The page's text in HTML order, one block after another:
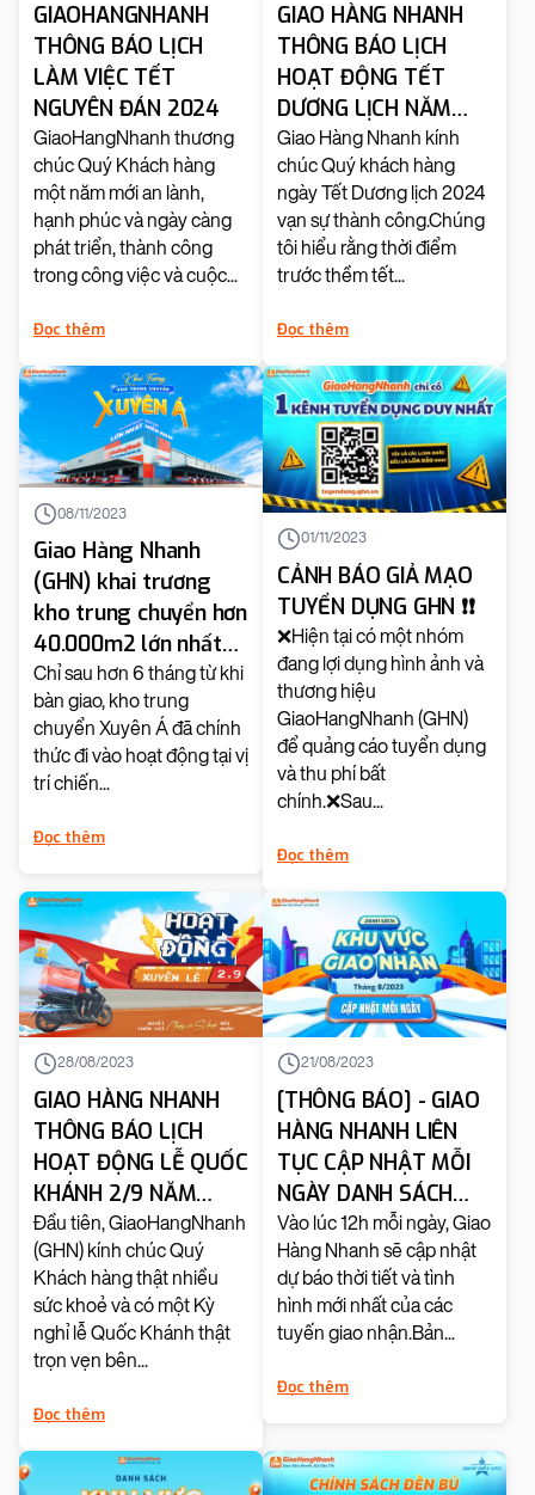
GIAOHANGNHANH
THÔNG BÁO LỊCH
LÀM VIỆC TẾT
NGUYÊN ĐÁN 2024
GiaoHangNhanh thương
chúc Quý Khách hàng
một năm mới an lành,
hạnh phúc và ngày càng
phát triển, thành công
trong công việc và cuộc...
Đọc thêm
GIAO HÀNG NHANH
THÔNG BÁO LỊCH
HOẠT ĐỘNG TẾT
DƯƠNG LỊCH NĂM
2024
Giao Hàng Nhanh kính
chúc Quý khách hàng
ngày Tết Dương lịch 2024
vạn sự thành công.Chúng
tôi hiểu rằng thời điểm
trước thềm tết...
Đọc thêm
08/11/2023
Giao Hàng Nhanh
(GHN) khai trương
kho trung chuyển hơn
40.000m2 lớn nhất
miền Nam
Chỉ sau hơn 6 tháng từ khi
bàn giao, kho trung
chuyển Xuyên Á đã chính
thức đi vào hoạt động tại vị
trí chiến...
Đọc thêm
01/11/2023
CẢNH BÁO GIẢ MẠO
TUYỂN DỤNG GHN ❗️❗️
❌Hiện tại có một nhóm
đang lợi dụng hình ảnh và
thương hiệu
GiaoHangNhanh (GHN)
để quảng cáo tuyển dụng
và thu phí bất
chính.❌Sau...
Đọc thêm
28/08/2023
GIAO HÀNG NHANH
THÔNG BÁO LỊCH
HOẠT ĐỘNG LỄ QUỐC
KHÁNH 2/9 NĂM
2023
Đầu tiên, GiaoHangNhanh
(GHN) kính chúc Quý
Khách hàng thật nhiều
sức khoẻ và có một Kỳ
nghỉ lễ Quốc Khánh thật
trọn vẹn bên...
Đọc thêm
21/08/2023
[THÔNG BÁO] - GIAO
HÀNG NHANH LIÊN
TỤC CẬP NHẬT MỖI
NGÀY DANH SÁCH
KHU VỰC GIAO NHẬN
TRONG THÁNG
08/2023
Vào lúc 12h mỗi ngày, Giao
Hàng Nhanh sẽ cập nhật
dự báo thời tiết và tình
hình mới nhất của các
tuyến giao nhận.Bản...
Đọc thêm